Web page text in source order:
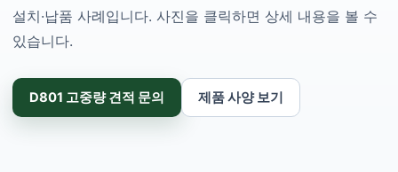
설치·납품 사례입니다. 사진을 클릭하면 상세 내용을 볼 수
있습니다.
D801 고중량 견적 문의 제품 사양 보기